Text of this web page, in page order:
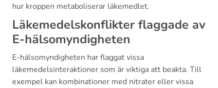
hur kroppen metaboliserar läkemedlet.
Läkemedelskonflikter flaggade av
E-hälsomyndigheten
E-hälsomyndigheten har flaggat vissa
läkemedelsinteraktioner som är viktiga att beakta. Till
exempel kan kombinationer med nitrater eller vissa